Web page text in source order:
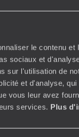
le contenu et
sociaux et
sur l'utilisation de
et d'analyse,
vous leur avez
services. Plus